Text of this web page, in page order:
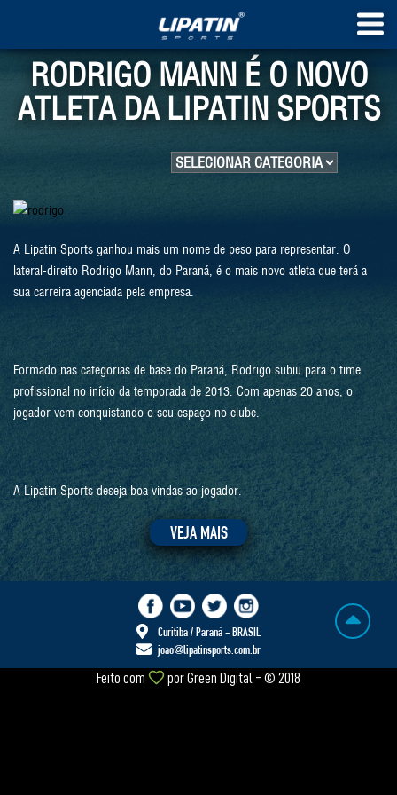
RODRIGO MANN É O NOVO
ATLETA DA LIPATIN SPORTS
A Lipatin Sports ganhou mais um nome de peso para representar. O
lateral-direito Rodrigo Mann, do Paraná, é o mais novo atleta que terá a
sua carreira agenciada pela empresa.
Formado nas categorias de base do Paraná, Rodrigo subiu para o time
profissional no início da temporada de 2013. Com apenas 20 anos, o
jogador vem conquistando o seu espaço no clube.
A Lipatin Sports deseja boa vindas ao jogador.
VEJA MAIS
Curitiba / Paraná - BRASIL
joao@lipatinsports.com.br
Feito com porGreen Digital - © 2018